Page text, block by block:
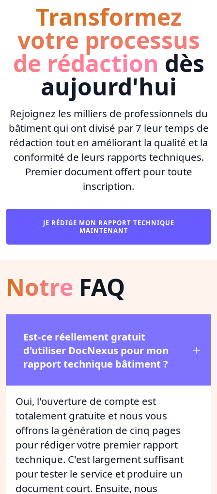
Transformez
votre processus
de rédaction dès
aujourd'hui
Rejoignez les milliers de professionnels du
bâtiment qui ont divisé par 7 leur temps de
rédaction tout en améliorant la qualité et la
conformité de leurs rapports techniques.
Premier document offert pour toute
inscription.
JE RÉDIGE MON RAPPORT TECHNIQUE
MAINTENANT
Notre FAQ
Est-ce réellement gratuit
d'utiliser DocNexus pour mon
rapport technique bâtiment ?
Oui, l'ouverture de compte est
totalement gratuite et nous vous
offrons la génération de cinq pages
pour rédiger votre premier rapport
technique. C'est largement suffisant
pour tester le service et produire un
document court. Ensuite, nous